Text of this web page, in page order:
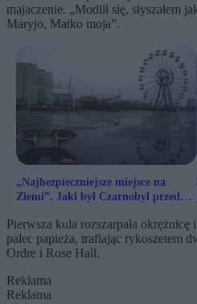
majaczenie. „Modlił się, słyszałem
Maryjo, Matko moja”.
„Najbezpieczniejsze miejsce na
Ziemi”. Jaki był Czarnobyl przed
Pierwsza kula rozszarpała okrężnicę
palec papieża, trafiając rykoszetem
Ordre i Rose Hall.
Reklama
Reklama